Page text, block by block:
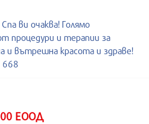
ви очаква! Голямо
процедури и терапии за
и вътрешна красота и здраве!
668
ЕООД